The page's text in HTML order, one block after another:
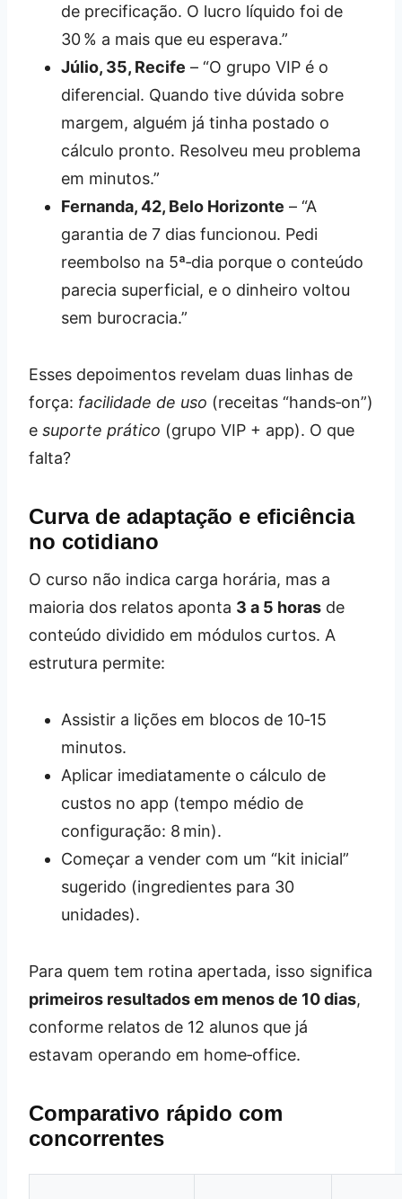
de precificação. O lucro líquido foi de
30 % a mais que eu esperava.”
Júlio, 35, Recife – “O grupo VIP é o
diferencial. Quando tive dúvida sobre
margem, alguém já tinha postado o
cálculo pronto. Resolveu meu problema
em minutos.”
Fernanda, 42, Belo Horizonte – “A
garantia de 7 dias funcionou. Pedi
reembolso na 5ª‑dia porque o conteúdo
parecia superficial, e o dinheiro voltou
sem burocracia.”
Esses depoimentos revelam duas linhas de
força: facilidade de uso (receitas “hands‑on”)
e suporte prático (grupo VIP + app). O que
falta?
Curva de adaptação e eficiência
no cotidiano
O curso não indica carga horária, mas a
maioria dos relatos aponta 3 a 5 horas de
conteúdo dividido em módulos curtos. A
estrutura permite:
Assistir a lições em blocos de 10‑15
minutos.
Aplicar imediatamente o cálculo de
custos no app (tempo médio de
configuração: 8 min).
Começar a vender com um “kit inicial”
sugerido (ingredientes para 30
unidades).
Para quem tem rotina apertada, isso significa
primeiros resultados em menos de 10 dias,
conforme relatos de 12 alunos que já
estavam operando em home‑office.
Comparativo rápido com
concorrentes